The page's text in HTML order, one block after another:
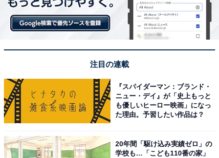
注目の連載
『スパイダーマン：ブランド・
ニュー・デイ』が「史上もっと
も優しいヒーロー映画」になっ
た理由。予習したい作品は？
20年間「駆け込み実績ゼロ」の
学校も…「こども110番の家」